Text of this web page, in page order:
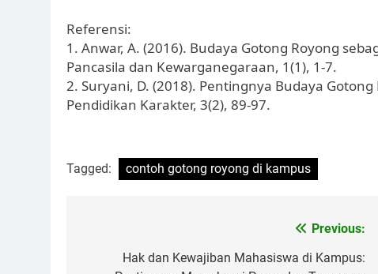
Referensi:
1. Anwar, A. (2016). Budaya Gotong Royong
Pancasila dan Kewarganegaraan, 1(1), 1-7.
2. Suryani, D. (2018). Pentingnya Budaya
Pendidikan Karakter, 3(2), 89-97.
Tagged: contoh gotong royong di kampus
navigation
Previous:
Hak dan Kewajiban Mahasiswa di Kampus: